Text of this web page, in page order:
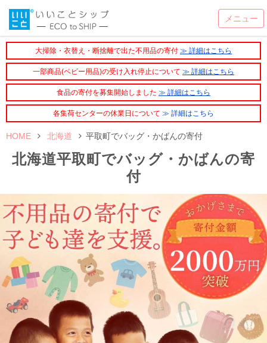
大掃除・衣替え・断捨離で出た不用品の寄付 ≫ 詳細はこちら
一部商品(ベビー用品)の受け入れ停止について ≫ 詳細はこちら
食品の寄付を募集開始しました ≫ 詳細はこちら
各集荷センターの休業日について ≫ 詳細はこちら
HOME 北海道 平取町でバッグ・かばんの寄付
北海道平取町でバッグ・かばんの寄
付